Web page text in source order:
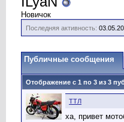
Новичок
Последняя активность:
Публичные сообщения
Отображение с 1 по 3 из 3
TTЛ
ха, привет